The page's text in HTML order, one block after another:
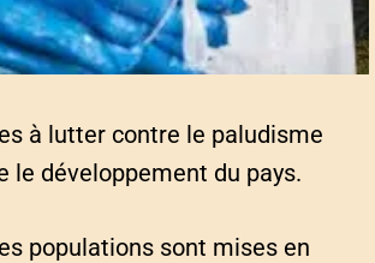
à lutter contre le paludisme
le développement du pays.
populations sont mises en